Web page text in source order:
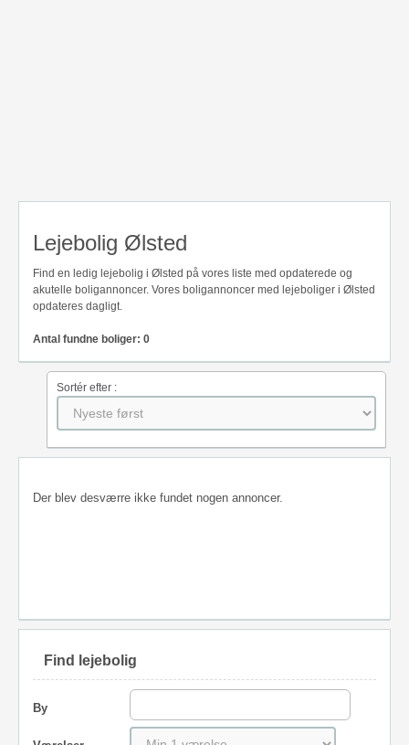
Lejebolig Ølsted
Find en ledig lejebolig i Ølsted på vores liste med opdaterede og
akutelle boligannoncer. Vores boligannoncer med lejeboliger i Ølsted
opdateres dagligt.
Antal fundne boliger: 0
Sortér efter :
Der blev desværre ikke fundet nogen annoncer.
Find lejebolig
By